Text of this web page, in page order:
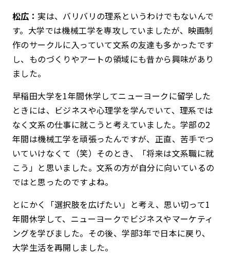
松広： 実は、バリバリの理系というわけでもないんで
す。大学では機械工学を専攻していましたが、映画制
作のサークルに入っていて文系の友達も多かったです
し、ものづくりやアートの領域にも昔から興味があり
ました。
早稲田大学を1年間休学してニューヨークに留学した
ときには、ビジネスや心理学を学んでいて、理系では
なく文系の仕事に就こうと考えていました。学部の2
年間は機械工学を頑張ったんですが、正直、苦手でつ
いていけなくて（笑）そのとき、「将来は文系職に就
こう」と思いました。文系の方が自分に向いているの
ではと思ったのですよね。
とにかく「選択肢を広げたい」と考え、思い切って1
年間休学して、ニューヨークでビジネスやマーケティ
ングを学びました。その後、学部3年で日本に戻り、
大学生活を再開しました。